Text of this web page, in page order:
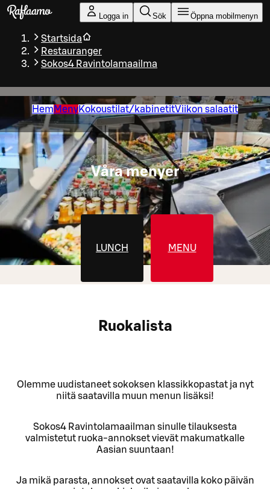
Gå till huvudinnehållet
Logga in Sök Öppna mobilmenyn
Startsida
Restauranger
Sokos4 Ravintolamaailma
Hem MenyKokoustilat/kabinetitViikon salaatit
Våra menyer
LUNCH MENU
Ruokalista
Olemme uudistaneet sokoksen klassikkopastat ja nyt
niitä saatavilla muun menun lisäksi!
Sokos4 Ravintolamaailman sinulle tilauksesta
valmistetut ruoka-annokset vievät makumatkalle
Aasian suuntaan!
Ja mikä parasta, annokset ovat saatavilla koko päivän